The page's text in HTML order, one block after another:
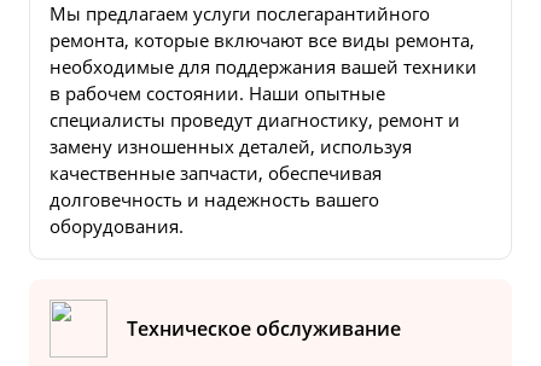
Мы предлагаем услуги послегарантийного
ремонта, которые включают все виды ремонта,
необходимые для поддержания вашей техники
в рабочем состоянии. Наши опытные
специалисты проведут диагностику, ремонт и
замену изношенных деталей, используя
качественные запчасти, обеспечивая
долговечность и надежность вашего
оборудования.
Техническое обслуживание